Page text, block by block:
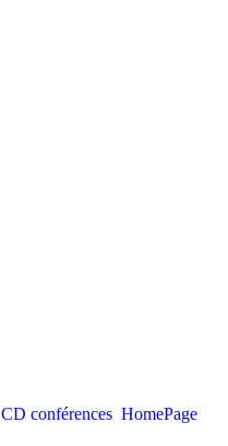
CD conférences HomePage